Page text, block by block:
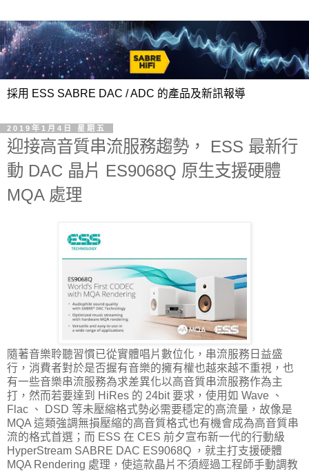
採用 ESS SABRE DAC / ADC 的產品及新訊報導
2019年1月4日 星期五
迎接高音質串流服務趨勢， ESS 最新行
動 DAC 晶片 ES9068Q 原生支援硬體
MQA 處理
隨著音樂聆聽習慣已從實體唱片數位化，串流服務日益盛
行，消費者對於是否握有音樂的擁有權也越來越不重視，也
有一些音樂串流服務為求差異化以高音質串流服務作為主
打，然而若要達到 HiRes 的 24bit 要求，使用如 Wave 、
Flac 、 DSD 等未壓縮格式勢必需要穩定的高流量，故像是
MQA 這類強調無損壓縮的高音質格式也有機會成為高音質串
流的格式首選；而 ESS 在 CES 前夕宣布新一代的行動級
HyperStream SABRE DAC ES9068Q ，就主打支援硬體
MQA Rendering 處理，使這款晶片不須經過工程師手動調教